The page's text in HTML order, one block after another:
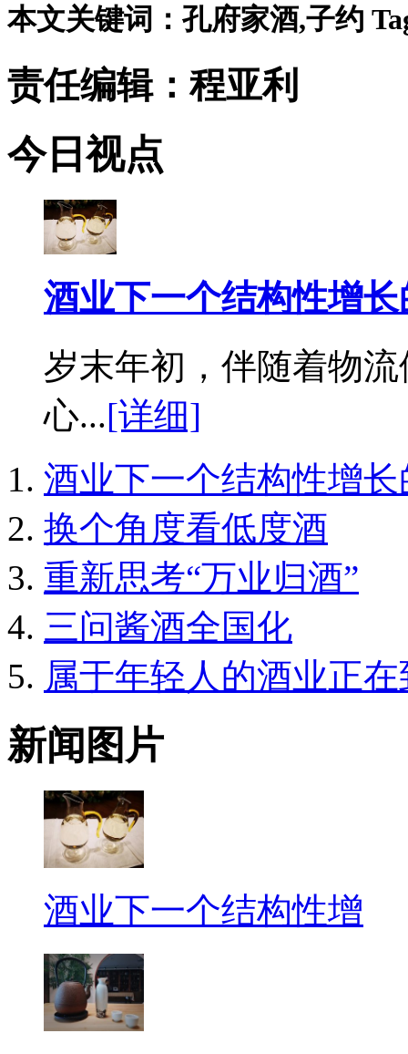
本文关键词：孔府家酒,子约
责任编辑：程亚利
今日视点
酒业下一个结构性增
岁末年初，伴随着物
心...[详细]
酒业下一个结构性增
换个角度看低度酒
重新思考“万业归酒”
三问酱酒全国化
属于年轻人的酒业正
新闻图片
酒业下一个结构性增